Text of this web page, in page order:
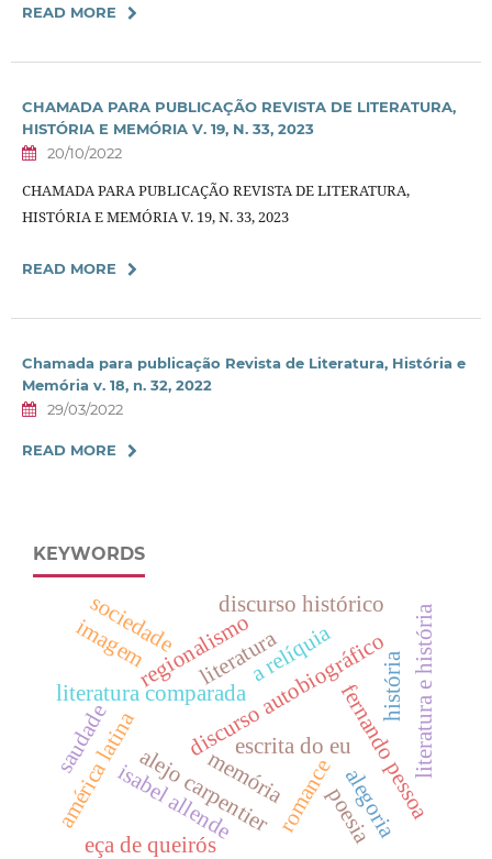
READ MORE
CHAMADA PARA PUBLICAÇÃO REVISTA DE LITERATURA,
HISTÓRIA E MEMÓRIA V. 19, N. 33, 2023
20/10/2022
CHAMADA PARA PUBLICAÇÃO REVISTA DE LITERATURA,
HISTÓRIA E MEMÓRIA V. 19, N. 33, 2023
READ MORE
Chamada para publicação Revista de Literatura, História e
Memória v. 18, n. 32, 2022
29/03/2022
READ MORE
KEYWORDS
discurso autobiográfico
escrita do eufernando pessoa
memória
alejo carpentier
literatura e história
romance
literatura comparada
regionalismo
américa latina
discurso histórico
isabel allende poesia
imagem
história
sociedade
saudade
a relíquia
eça de queirós
literatura
alegoria